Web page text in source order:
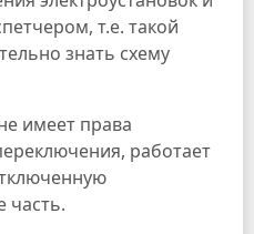
т.е. такой
знать схему
имеет права
работает
часть.